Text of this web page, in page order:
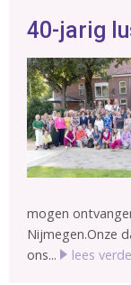
40-jarig
mogen
Nijmegen.Onze
ons...
lees